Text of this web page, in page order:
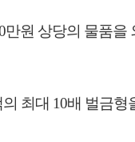
원 상당의 물품
최대 10배 벌금형